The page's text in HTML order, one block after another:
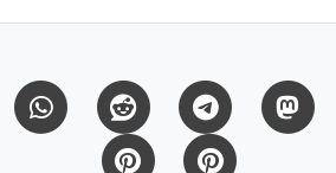
X (Twitter)WhatsappReddit Telegram
Pinterest